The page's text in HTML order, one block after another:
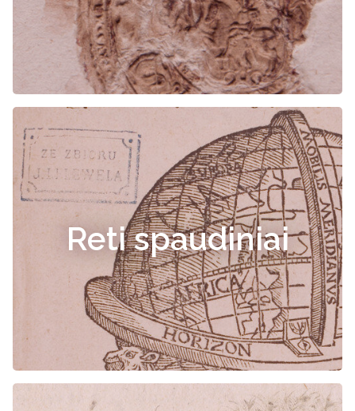
Reti spaudiniai